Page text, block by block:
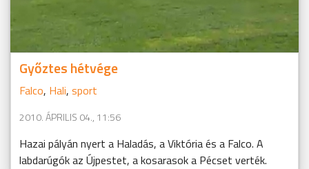
Győztes hétvége
Falco, Hali, sport
2010. ÁPRILIS 04., 11:56
Hazai pályán nyert a Haladás, a Viktória és a Falco. A
labdarúgók az Újpestet, a kosarasok a Pécset verték.